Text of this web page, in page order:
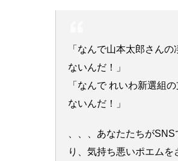
「なんで山本太郎さん
ないんだ！」
「なんで れいわ新選組
ないんだ！」
、、、あなたたちが
り、気持ち悪いポエムを